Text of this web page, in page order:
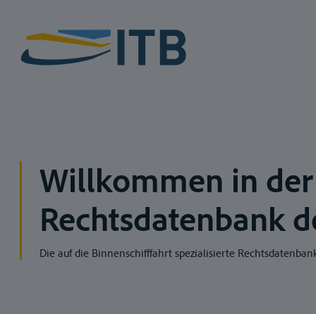
Willkommen in der
Rechtsdatenbank
Die auf die Binnenschifffahrt spezialisierte